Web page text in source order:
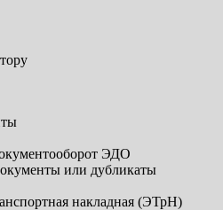
ЭДО
или дубликаты
накладная (ЭТрН)